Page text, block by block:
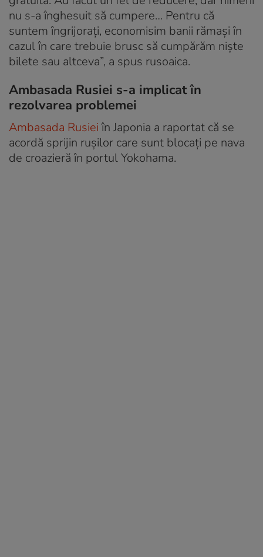
nu s-a înghesuit să cumpere… Pentru că
suntem îngrijorați, economisim banii rămași în
cazul în care trebuie brusc să cumpărăm niște
bilete sau altceva”, a spus rusoaica.
Ambasada Rusiei s-a implicat în
rezolvarea problemei
Ambasada Rusieiîn Japonia a raportat că se
acordă sprijin rușilor care sunt blocați pe nava
de croazieră în portul Yokohama.